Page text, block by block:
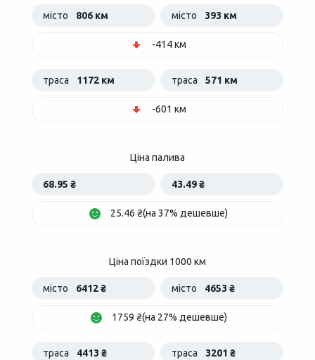
місто 806 км місто 393 км
-414 км
траса 1172 км траса 571 км
-601 км
Ціна палива
68.95 ₴ 43.49 ₴
25.46 ₴(на 37% дешевше)
Ціна поїздки 1000 км
місто 6412 ₴ місто 4653 ₴
1759 ₴(на 27% дешевше)
траса 4413 ₴ траса 3201 ₴